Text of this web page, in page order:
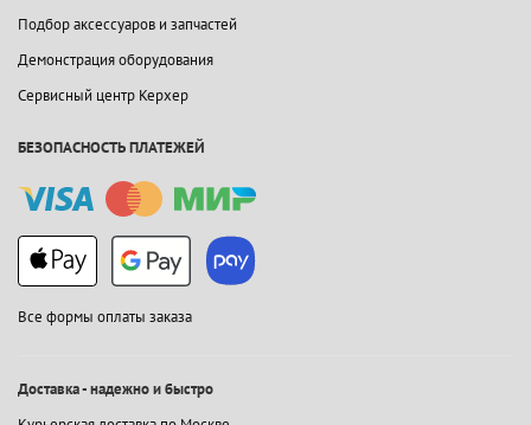
Подбор аксессуаров и запчастей
Демонстрация оборудования
Сервисный центр Керхер
БЕЗОПАСНОСТЬ ПЛАТЕЖЕЙ
Все формы оплаты заказа
Доставка - надежно и быстро